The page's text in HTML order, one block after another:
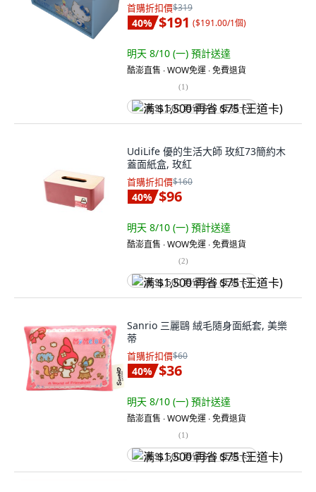
首購折扣價$319
40% $191 ($191.00/1個)
明天 8/10 (一) 預計送達
酷澎直售 ∙ WOW免運 ∙ 免費退貨
(1)
满 $1,500 再省 $75 (王道卡)
UdiLife 優的生活大師 玫紅73簡約木
蓋面紙盒, 玫紅
首購折扣價$160
40% $96
明天 8/10 (一) 預計送達
酷澎直售 ∙ WOW免運 ∙ 免費退貨
(2)
满 $1,500 再省 $75 (王道卡)
Sanrio 三麗鷗 絨毛隨身面紙套, 美樂
蒂
首購折扣價$60
40% $36
明天 8/10 (一) 預計送達
酷澎直售 ∙ WOW免運 ∙ 免費退貨
(1)
满 $1,500 再省 $75 (王道卡)